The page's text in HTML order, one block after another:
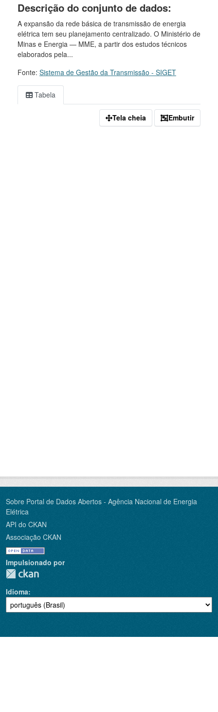
Descrição do conjunto de dados:
A expansão da rede básica de transmissão de energia
elétrica tem seu planejamento centralizado. O Ministério de
Minas e Energia — MME, a partir dos estudos técnicos
elaborados pela...
Fonte: Sistema de Gestão da Transmissão - SIGET
Tabela
Tela cheia Embutir
Sobre Portal de Dados Abertos - Agência Nacional de Energia
Elétrica
API do CKAN
Associação CKAN
Impulsionado por
Idioma